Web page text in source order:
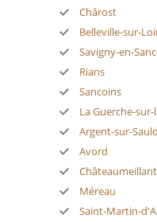
Chârost
Belleville-sur-
Savigny-en-
Rians
Sancoins
La Guerche-
Argent-sur-
Avord
Châteaumeillant
Méreau
Saint-Martin-